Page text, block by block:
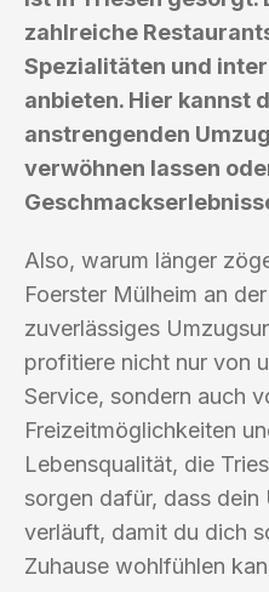
zahlreiche
Spezialitäten und
anbieten. Hier kannst
anstrengenden
verwöhnen lassen
Also, warum länger
Foerster Mülheim an
zuverlässiges
profitiere nicht nur von
Service, sondern auch
Freizeitmöglichkeiten
Lebensqualität, die
sorgen dafür, dass
verläuft, damit du dich
Zuhause wohlfühlen